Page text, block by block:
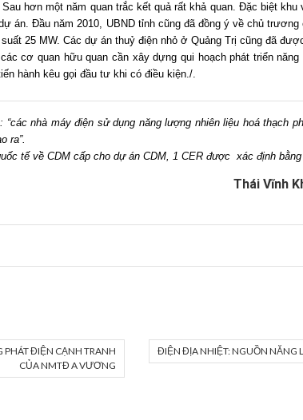
hơn một năm quan trắc kết quả rất khả quan. Đặc biệt
án. Đầu năm 2010, UBND tỉnh cũng đã đồng ý về chủ
25 MW. Các dự án thuỷ điện nhỏ ở Quảng Trị cũng đã
cơ quan hữu quan cần xây dựng qui hoạch phát triển
hành kêu gọi đầu tư khi có điều kiện./.
nhà máy điện sử dụng năng lượng nhiên liệu hoá thạch
ra”.
tế về CDM cấp cho dự án CDM, 1 CER được xác định
Thái Vĩnh
PHÁT ĐIỆN CẠNH TRANH
CỦA NMTĐ A VƯƠNG
ĐIỆN ĐỊA NHIỆT: NGUỒN NĂNG